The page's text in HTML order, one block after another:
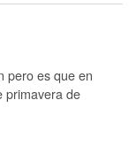
pero es que en
primavera de